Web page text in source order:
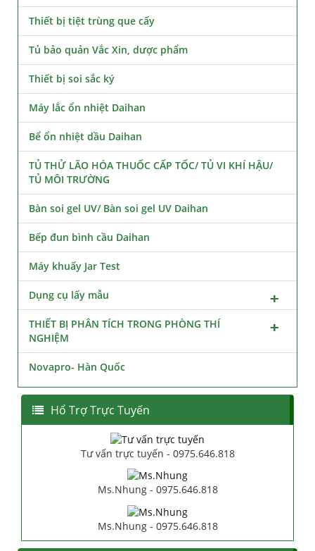
Thiết bị tiệt trùng que cấy
Tủ bảo quản Vắc Xin, dược phẩm
Thiết bị soi sắc ký
Máy lắc ổn nhiệt Daihan
Bể ổn nhiệt dầu Daihan
TỦ THỬ LÃO HÓA THUỐC CẤP TỐC/ TỦ VI KHÍ HẬU/
TỦ MÔI TRƯỜNG
Bàn soi gel UV/ Bàn soi gel UV Daihan
Bếp đun bình cầu Daihan
Máy khuấy Jar Test
Dụng cụ lấy mẫu
THIẾT BỊ PHÂN TÍCH TRONG PHÒNG THÍ
NGHIỆM
Novapro- Hàn Quốc
Hổ Trợ Trực Tuyến
Tư vấn trực tuyến - 0975.646.818
Ms.Nhung - 0975.646.818
Ms.Nhung - 0975.646.818